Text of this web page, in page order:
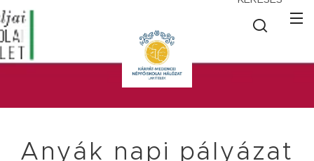
Anyák napi pályázat